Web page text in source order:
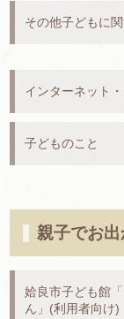
その他子どもに
インターネット
子どものこと
親子でお
姶良市子ども館
ん」(利用者向け)